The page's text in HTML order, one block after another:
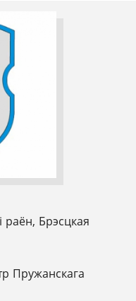
раён, Брэсцкая
Пружанскага